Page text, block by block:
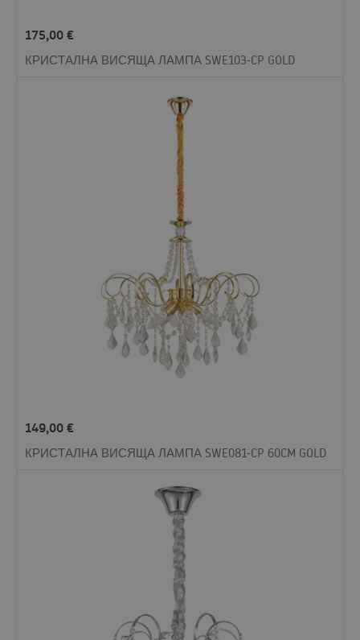
175,00€
КРИСТАЛНА ВИСЯЩА ЛАМПА SWE103-CP GOLD
149,00€
КРИСТАЛНА ВИСЯЩА ЛАМПА SWE081-CP 60CM GOLD